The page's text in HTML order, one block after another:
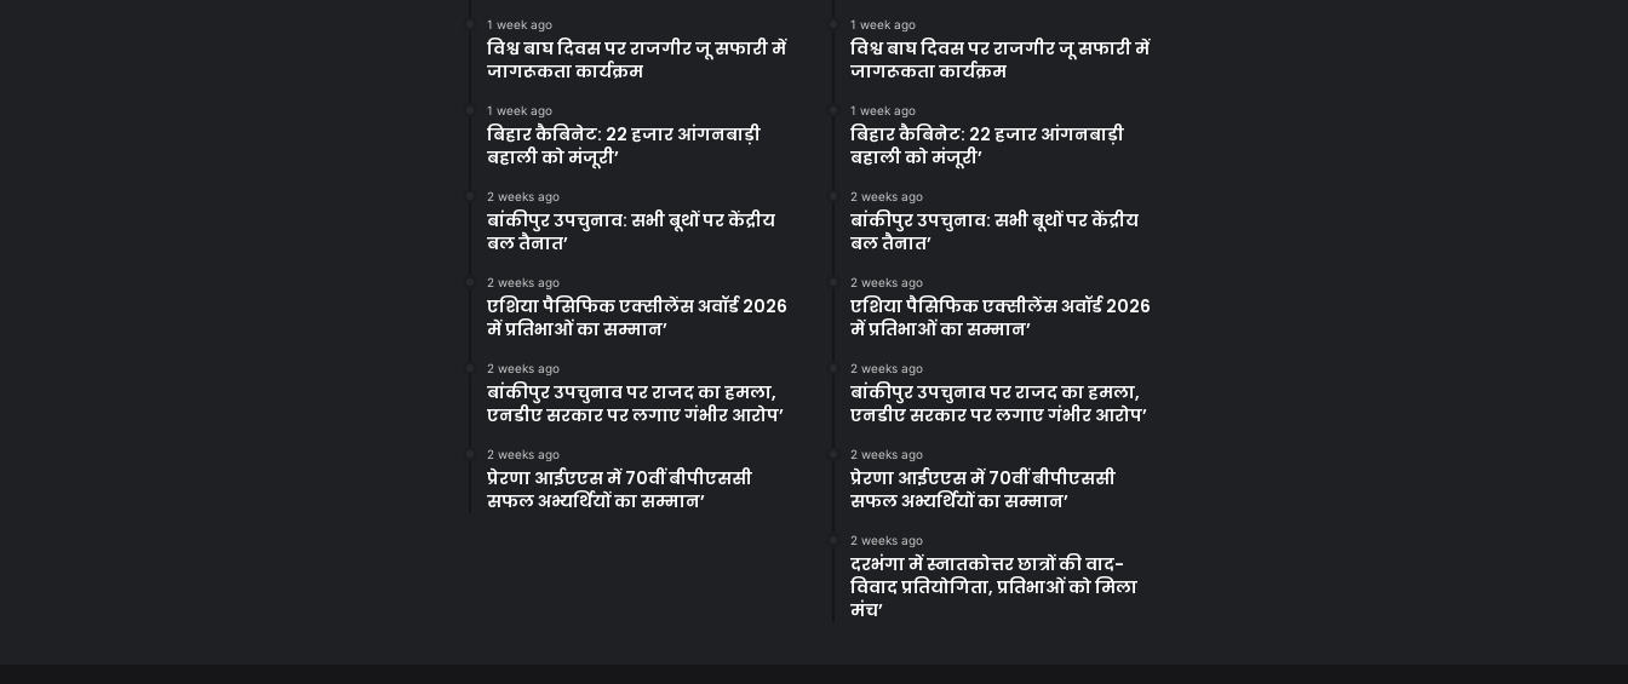
1 week ago
विश्व बाघ दिवस पर राजगीर जू सफारी में
जागरूकता कार्यक्रम
1 week ago
बिहार कैबिनेट: 22 हजार आंगनबाड़ी
बहाली को मंजूरी’
2 weeks ago
बांकीपुर उपचुनाव: सभी बूथों पर केंद्रीय
बल तैनात’
2 weeks ago
एशिया पैसिफिक एक्सीलेंस अवॉर्ड 2026
में प्रतिभाओं का सम्मान’
2 weeks ago
बांकीपुर उपचुनाव पर राजद का हमला,
एनडीए सरकार पर लगाए गंभीर आरोप’
2 weeks ago
प्रेरणा आईएएस में 70वीं बीपीएससी
सफल अभ्यर्थियों का सम्मान’
1 week ago
विश्व बाघ दिवस पर राजगीर जू सफारी में
जागरूकता कार्यक्रम
1 week ago
बिहार कैबिनेट: 22 हजार आंगनबाड़ी
बहाली को मंजूरी’
2 weeks ago
बांकीपुर उपचुनाव: सभी बूथों पर केंद्रीय
बल तैनात’
2 weeks ago
एशिया पैसिफिक एक्सीलेंस अवॉर्ड 2026
में प्रतिभाओं का सम्मान’
2 weeks ago
बांकीपुर उपचुनाव पर राजद का हमला,
एनडीए सरकार पर लगाए गंभीर आरोप’
2 weeks ago
प्रेरणा आईएएस में 70वीं बीपीएससी
सफल अभ्यर्थियों का सम्मान’
2 weeks ago
दरभंगा में स्नातकोत्तर छात्रों की वाद-
विवाद प्रतियोगिता, प्रतिभाओं को मिला
मंच’